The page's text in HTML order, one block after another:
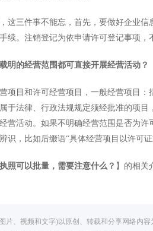
这三件事不能忘，首先，要做好企业信
手续。注销登记为依申请许可登记事项，
明的经营范围都可直接开展经营活动？
项目和许可经营项目，一般经营项目
于法律、行政法规规定须经批准的项
营活动。如果不明确经营范围是否为
识，比如后缀语“具体经营项目以许可
照可以批量 ， 需要注意什么？ 】的相关
片、视频和文字)以原创、转载和分享网络内